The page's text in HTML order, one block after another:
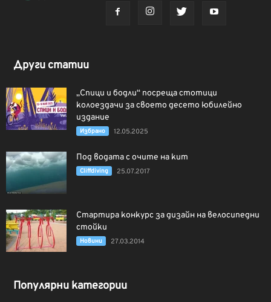
Други статии
„Спици и бодли“ посреща стотици
колоездачи за своето десето юбилейно
издание
Избрано 12.05.2025
Под водата с очите на кит
Cliffdiving 25.07.2017
Стартира конкурс за дизайн на велосипедни
стойки
Новини 27.03.2014
Популярни категории